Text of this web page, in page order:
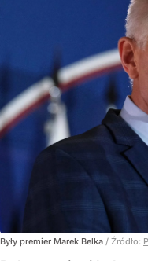
Były premier Marek Belka / Źródło: